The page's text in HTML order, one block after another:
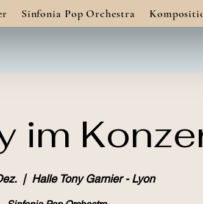
Sinfonia Pop Orchestra
im
  |
Halle Tony Garnier - Lyon